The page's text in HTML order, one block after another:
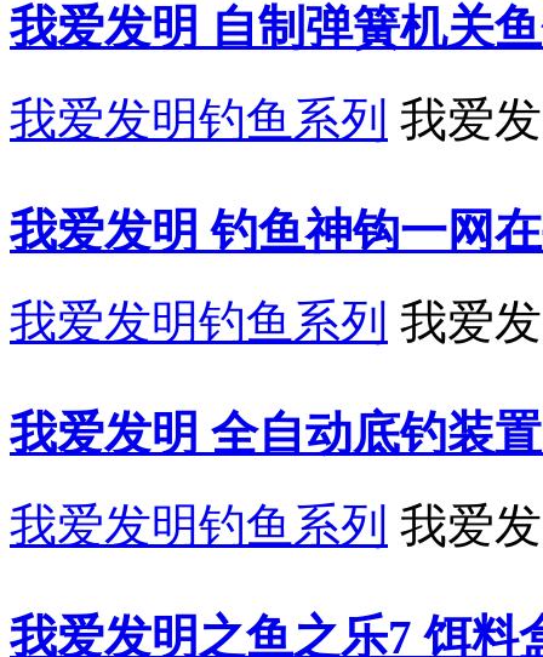
我爱发明 自制弹簧机关
我爱发明钓鱼系列 我爱
我爱发明 钓鱼神钩一网
我爱发明钓鱼系列 我爱
我爱发明 全自动底钓装
我爱发明钓鱼系列 我爱
我爱发明之鱼之乐7 饵料